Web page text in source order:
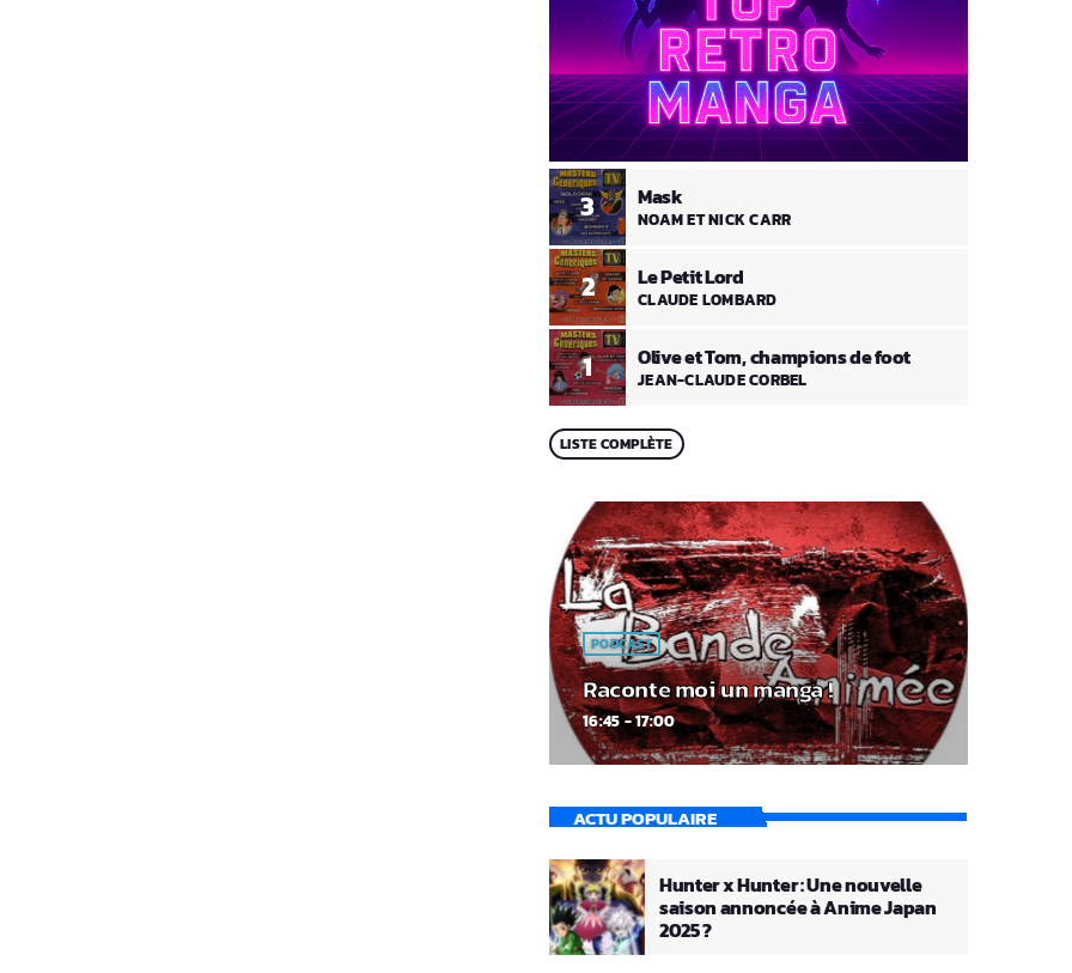
1 Olive et Tom, champions de foot
JEAN-CLAUDE CORBEL
2 Le Petit Lord
CLAUDE LOMBARD
3 Mask
NOAM ET NICK CARR
LISTE COMPLÈTE
PODCAST
Raconte moi un manga !
16:45 - 17:00
ACTU POPULAIRE
Hunter x Hunter : Une nouvelle
saison annoncée à Anime Japan
2025 ?